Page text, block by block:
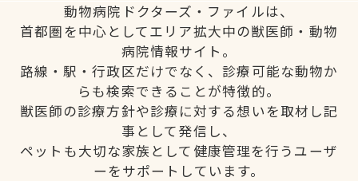
動物病院ドクターズ・ファイルは、
首都圏を中心としてエリア拡大中の獣医師・動物
病院情報サイト。
路線・駅・行政区だけでなく、診療可能な動物か
らも検索できることが特徴的。
獣医師の診療方針や診療に対する想いを取材し記
事として発信し、
ペットも大切な家族として健康管理を行うユーザ
ーをサポートしています。